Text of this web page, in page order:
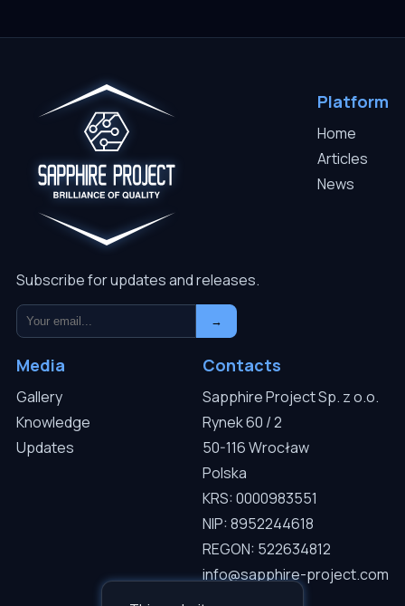
Subscribe for updates and releases.
→
Platform
Home
Articles
News
Media
Gallery
Knowledge
Updates
Contacts
Sapphire Project Sp. z o.o.
Rynek 60 / 2
50-116 Wrocław
Polska
KRS: 0000983551
NIP: 8952244618
REGON: 522634812
info@sapphire-project.com